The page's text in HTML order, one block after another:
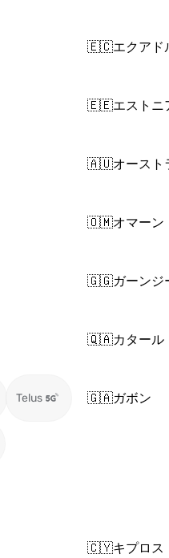
🇪🇨エクアド
🇪🇪エストニ
🇦🇺オースト
🇴🇲オマーン
🇬🇬ガーンジ
🇶🇦カタール
Telus 🇬🇦ガボン
🇨🇾キプロス